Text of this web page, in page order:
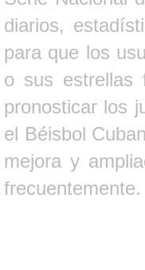
diarios,
para que los
o sus estrellas
pronosticar los
el Béisbol
mejora y
frecuentemente.